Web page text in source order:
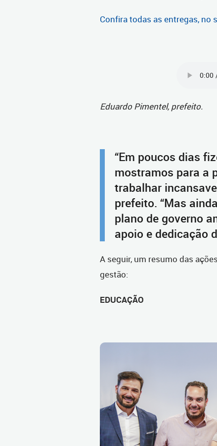
Confira todas as entregas, no
Eduardo Pimentel, prefeito.
“Em poucos dias
mostramos para a
trabalhar
prefeito. “Mas
plano de governo
apoio e dedicação
A seguir, um resumo das
gestão:
EDUCAÇÃO